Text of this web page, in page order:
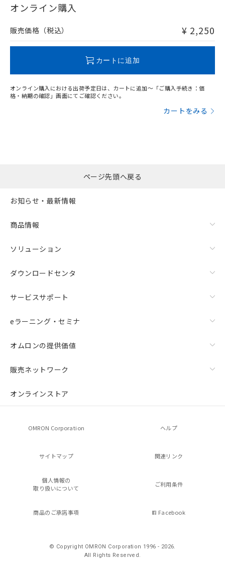
在庫等で未対応品が混在する可能性があります。
問い合わせください。
オンライン購入
販売価格（税込） ¥ 2,250
カートに追加
オンライン購入における出荷予定日は、カートに追加～「ご購入手続き：価
格・納期の確認」画面にてご確認ください。
カートをみる
ページ先頭へ戻る
お知らせ・最新情報
商品情報
ソリューション
ダウンロードセンタ
サービスサポート
eラーニング・セミナ
オムロンの提供価値
販売ネットワーク
オンラインストア
OMRON Corporation ヘルプ
サイトマップ 関連リンク
個人情報の
取り扱いについて
ご利用条件
商品のご承諾事項 Facebook
© Copyright OMRON Corporation 1996 - 2026.
All Rights Reserved.